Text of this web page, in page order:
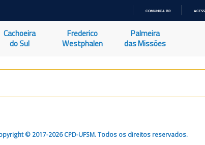
O
COMUNICA BR
Cachoeira
do Sul
Frederico
Westphalen
Palmeira
das Missões
© 2017-2026 CPD-UFSM. Todos os direitos reservados.